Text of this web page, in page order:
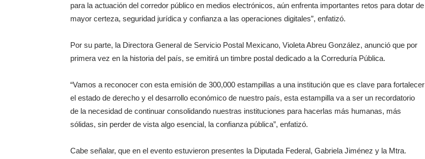
para la actuación del corredor público en medios electrónicos, aún enfrenta importantes retos para dotar de
mayor certeza, seguridad jurídica y confianza a las operaciones digitales”, enfatizó.
Por su parte, la Directora General de Servicio Postal Mexicano, Violeta Abreu González, anunció que por
primera vez en la historia del país, se emitirá un timbre postal dedicado a la Correduría Pública.
“Vamos a reconocer con esta emisión de 300,000 estampillas a una institución que es clave para fortalecer
el estado de derecho y el desarrollo económico de nuestro país, esta estampilla va a ser un recordatorio
de la necesidad de continuar consolidando nuestras instituciones para hacerlas más humanas, más
sólidas, sin perder de vista algo esencial, la confianza pública”, enfatizó.
Cabe señalar, que en el evento estuvieron presentes la Diputada Federal, Gabriela Jiménez y la Mtra.